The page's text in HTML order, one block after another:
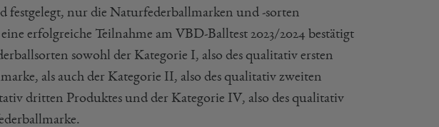
festgelegt, nur die Naturfederballmarken und -sorten
erfolgreiche Teilnahme am VBD-Balltest 2023/2024 bestätigt
sowohl der Kategorie I, also des qualitativ ersten
als auch der Kategorie II, also des qualitativ zweiten
dritten Produktes und der Kategorie IV, also des qualitativ